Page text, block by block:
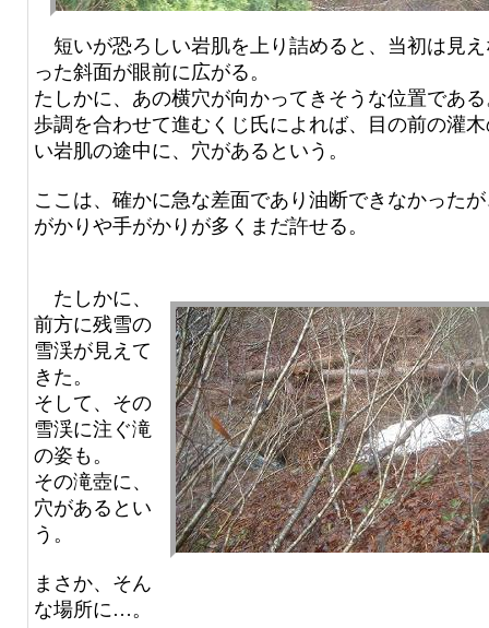
短いが恐ろしい岩肌を上り詰めると、当初は見
った斜面が眼前に広がる。
たしかに、あの横穴が向かってきそうな位置であ
歩調を合わせて進むくじ氏によれば、目の前の灌
い岩肌の途中に、穴があるという。
ここは、確かに急な差面であり油断できなかった
がかりや手がかりが多くまだ許せる。
たしかに、
前方に残雪の
雪渓が見えて
きた。
そして、その
雪渓に注ぐ滝
の姿も。
その滝壺に、
穴があるとい
う。
まさか、そん
な場所に…。